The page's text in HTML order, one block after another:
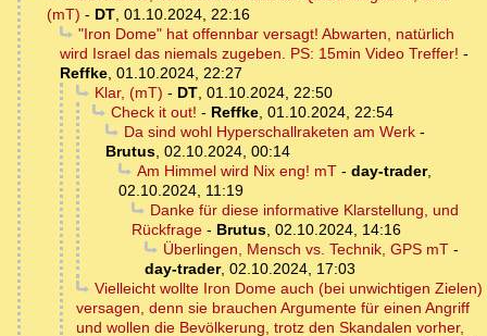
(mT) - DT, 01.10.2024, 22:16
"Iron Dome" hat offennbar versagt! Abwarten, natürlich
wird Israel das niemals zugeben. PS: 15min Video Treffer! -
Reffke, 01.10.2024, 22:27
Klar, (mT) - DT, 01.10.2024, 22:50
Check it out! - Reffke, 01.10.2024, 22:54
Da sind wohl Hyperschallraketen am Werk-
Brutus, 02.10.2024, 00:14
Am Himmel wird Nix eng! mT- day-trader,
02.10.2024, 11:19
Danke für diese informative Klarstellung, und
Rückfrage - Brutus, 02.10.2024, 14:16
Überlingen, Mensch vs. Technik, GPS mT-
day-trader, 02.10.2024, 17:03
Vielleicht wollte Iron Dome auch (bei unwichtigen Zielen)
versagen, denn sie brauchen Argumente für einen Angriff
und wollen die Bevölkerung, trotz den Skandalen vorher,